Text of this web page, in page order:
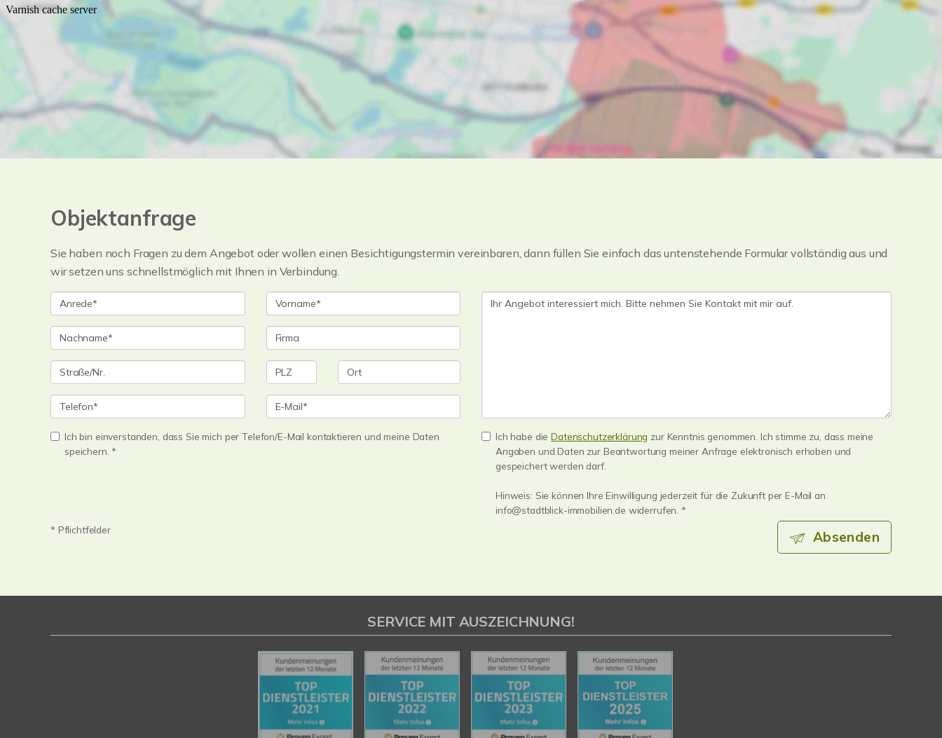
Objektanfrage
Sie haben noch Fragen zu dem Angebot oder wollen einen Besichtigungstermin vereinbaren, dann füllen Sie einfach das untenstehende Formular vollständig aus und
wir setzen uns schnellstmöglich mit Ihnen in Verbindung.
Ich bin einverstanden, dass Sie mich per Telefon/E-Mail kontaktieren und meine Daten
speichern. *
Ich habe dieDatenschutzerklärung zur Kenntnis genommen. Ich stimme zu, dass meine
Angaben und Daten zur Beantwortung meiner Anfrage elektronisch erhoben und
gespeichert werden darf.
Hinweis: Sie können Ihre Einwilligung jederzeit für die Zukunft per E-Mail an
info@stadtblick-immobilien.de widerrufen. *
* Pflichtfelder
Absenden
SERVICE MIT AUSZEICHNUNG!